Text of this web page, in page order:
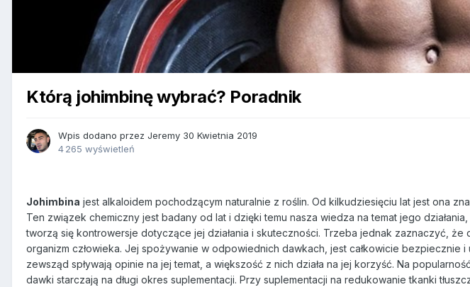
Którą johimbinę wybrać? Poradnik
Wpis dodano przez Jeremy 30 Kwietnia 2019
4 265 wyświetleń
Johimbina jest alkaloidem pochodzącym naturalnie z roślin. Od kilkudziesięciu lat jest ona
Ten związek chemiczny jest badany od lat i dzięki temu nasza wiedza na temat jego
tworzą się kontrowersje dotyczące jej działania i skuteczności. Trzeba jednak zaznaczyć,
organizm człowieka. Jej spożywanie w odpowiednich dawkach, jest całkowicie
zewsząd spływają opinie na jej temat, a większość z nich działa na jej korzyść. Na
dawki starczają na długi okres suplementacji. Przy suplementacji na redukowanie tkanki